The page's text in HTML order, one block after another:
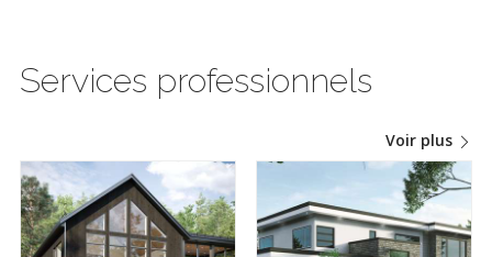
Services professionnels
Voir plus